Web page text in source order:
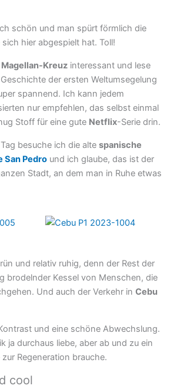
schön und man spürt förmlich die
hier abgespielt hat. Toll!
Magellan-Kreuz interessant und lese
der ersten Weltumsegelung
spannend. Ich kann jedem
nur empfehlen, das selbst einmal
Stoff für eine gute Netflix-Serie drin.
besuche ich die alte spanische
San Pedro und ich glaube, das ist der
Stadt, an dem man in Ruhe etwas
und relativ ruhig, denn der Rest der
brodelnder Kessel von Menschen, die
Und auch der Verkehr in Cebu
und eine schöne Abwechslung.
ja durchaus liebe, aber ab und zu ein
Regeneration brauche.
cool